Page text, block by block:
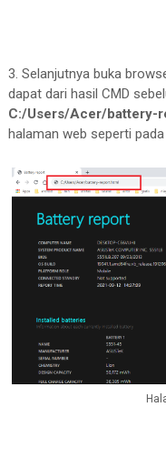
3. Selanjutnya buka
dapat dari hasil CMD
C:/Users/Acer/battery-
halaman web seperti